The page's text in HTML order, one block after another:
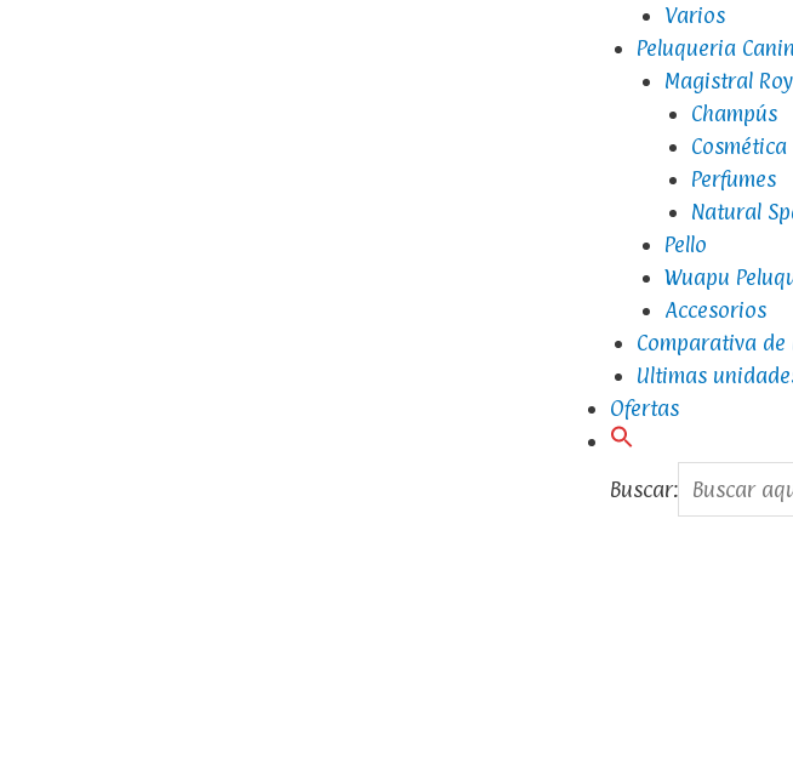
Varios
Peluqueria
Magistral
Champús
Cosmética
Perfumes
Natural
Pello
Wuapu
Accesorios
Comparativa de
Ultimas
Ofertas
Buscar: